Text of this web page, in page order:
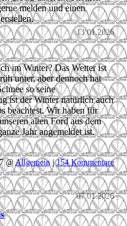
melden und einen
13.01.2026
im Winter? Das Wetter ist
unter, aber dennoch hat
so seine
ist der Winter natürlich auch
beachtest. Wir haben für
alten Ford aus dem
Jahr angemeldet ist.
@Allgemein|154 Kommentare
07.01.2026